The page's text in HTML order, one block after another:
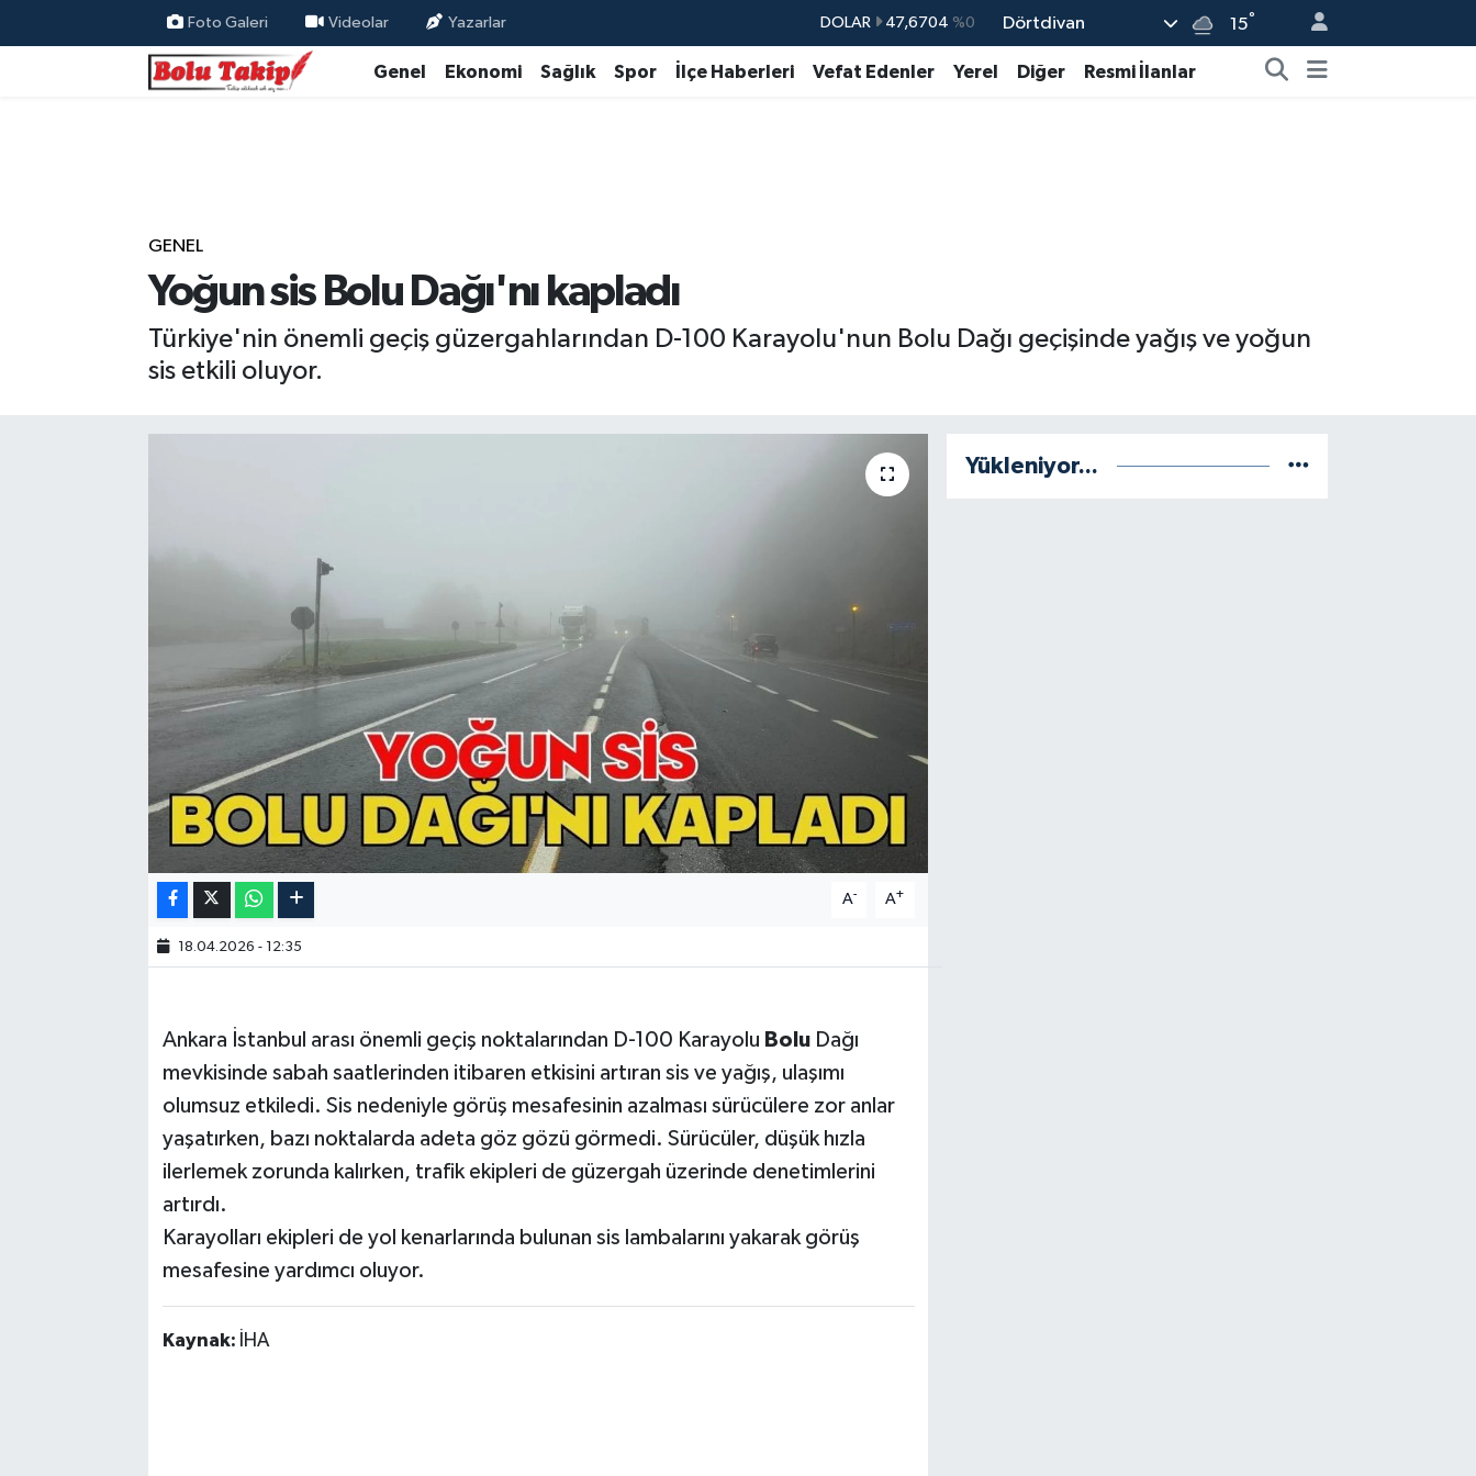
Foto Galeri Videolar Yazarlar DOLAR 47,6704 %0
EURO 55,0406 %-0.08
Dörtdivan 15°
Genel Ekonomi Sağlık Spor İlçe Haberleri Vefat Edenler Yerel Diğer Resmi İlanlar
GENEL
Yoğun sis Bolu Dağı'nı kapladı
Türkiye'nin önemli geçiş güzergahlarından D-100 Karayolu'nun Bolu Dağı geçişinde yağış ve yoğun
sis etkili oluyor.
A- A+
18.04.2026 - 12:35
Ankara İstanbul arası önemli geçiş noktalarından D-100 Karayolu BoluDağı
mevkisinde sabah saatlerinden itibaren etkisini artıran sis ve yağış, ulaşımı
olumsuz etkiledi. Sis nedeniyle görüş mesafesinin azalması sürücülere zor anlar
yaşatırken, bazı noktalarda adeta göz gözü görmedi. Sürücüler, düşük hızla
ilerlemek zorunda kalırken, trafik ekipleri de güzergah üzerinde denetimlerini
artırdı.
Karayolları ekipleri de yol kenarlarında bulunan sis lambalarını yakarak görüş
mesafesine yardımcı oluyor.
Kaynak: İHA
Yükleniyor...